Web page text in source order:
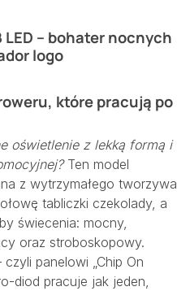
LED – bohater nocnych
logo
które pracują po
oświetlenie z lekką formą i
Ten model
z wytrzymałego tworzywa
tabliczki czekolady, a
świecenia: mocny,
oraz stroboskopowy.
czyli panelowi „Chip On
diod pracuje jak jeden,